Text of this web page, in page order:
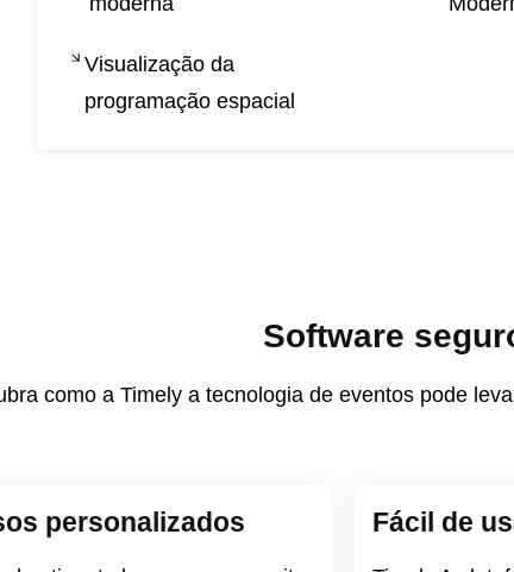
Visualização da
programação espacial
Software
como a Timely a tecnologia de eventos pode
personalizados Fácil de